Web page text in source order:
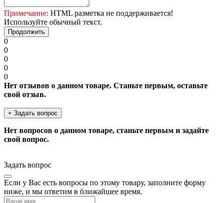
Примечание: HTML разметка не поддерживается!
Используйте обычный текст.
Продолжить
0
0
0
0
0
Нет отзывов о данном товаре. Станьте первым, оставьте
свой отзыв.
+ Задать вопрос
Нет вопросов о данном товаре, станьте первым и задайте
свой вопрос.
Задать вопрос
Если у Вас есть вопросы по этому товару, заполните форму
ниже, и мы ответим в ближайшее время.